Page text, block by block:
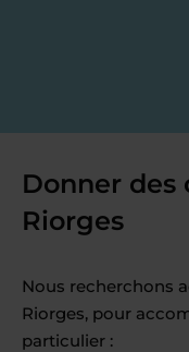
Donner des
Riorges
Nous recherchons
Riorges, pour
particulier :